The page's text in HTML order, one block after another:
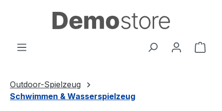
Zum Hauptinhalt springen
Outdoor-Spielzeug
Schwimmen & Wasserspielzeug